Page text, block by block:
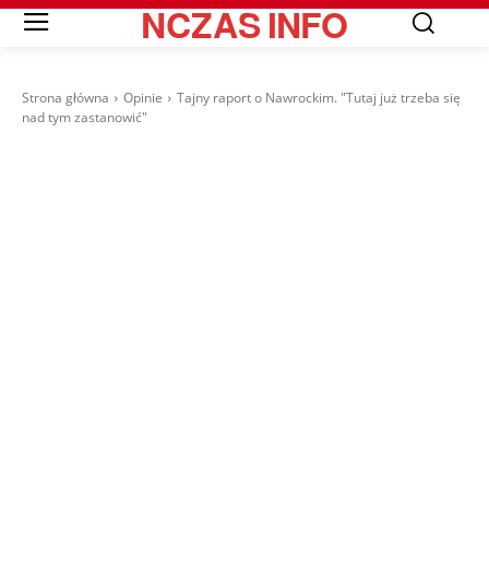
NCZASINFO
Strona główna Opinie
Tajny raport o Nawrockim. "Tutaj już trzeba się
nad tym zastanowić"